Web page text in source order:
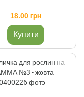
18.00 грн
Купити